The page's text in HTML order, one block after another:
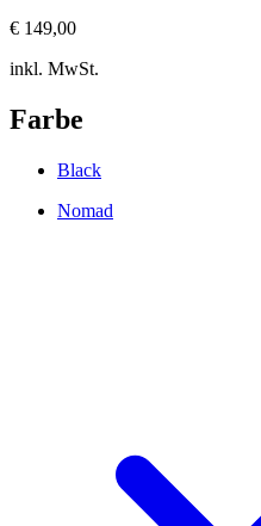
€ 149,00
inkl. MwSt.
Farbe
Black
Nomad